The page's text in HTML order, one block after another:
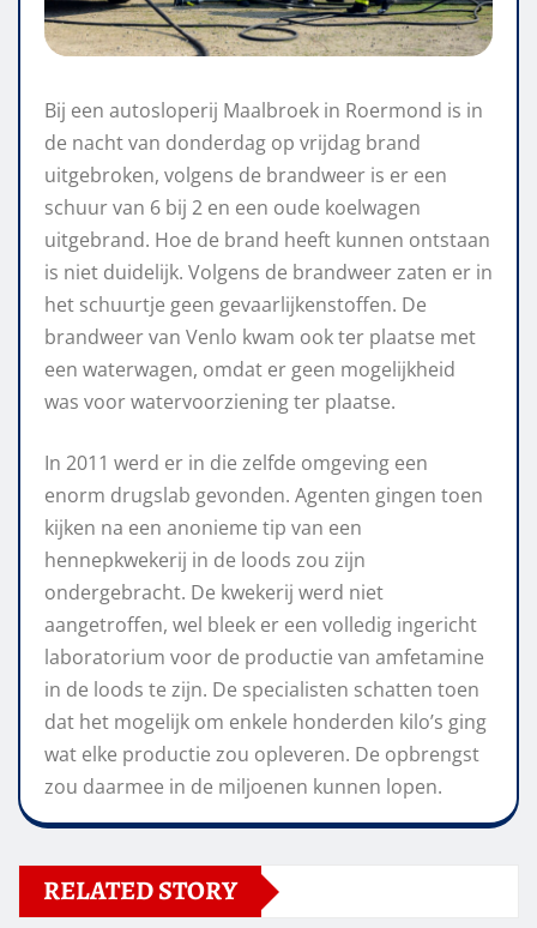
Bij een autosloperij Maalbroek in Roermond is in
de nacht van donderdag op vrijdag brand
uitgebroken, volgens de brandweer is er een
schuur van 6 bij 2 en een oude koelwagen
uitgebrand. Hoe de brand heeft kunnen ontstaan
is niet duidelijk. Volgens de brandweer zaten er in
het schuurtje geen gevaarlijkenstoffen. De
brandweer van Venlo kwam ook ter plaatse met
een waterwagen, omdat er geen mogelijkheid
was voor watervoorziening ter plaatse.
In 2011 werd er in die zelfde omgeving een
enorm drugslab gevonden. Agenten gingen toen
kijken na een anonieme tip van een
hennepkwekerij in de loods zou zijn
ondergebracht. De kwekerij werd niet
aangetroffen, wel bleek er een volledig ingericht
laboratorium voor de productie van amfetamine
in de loods te zijn. De specialisten schatten toen
dat het mogelijk om enkele honderden kilo’s ging
wat elke productie zou opleveren. De opbrengst
zou daarmee in de miljoenen kunnen lopen.
RELATED STORY